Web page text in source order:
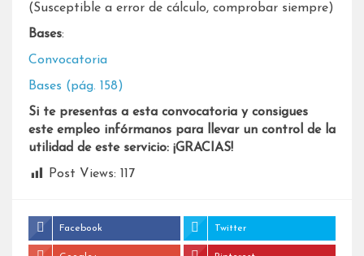
(Susceptible a error de cálculo, comprobar siempre)
Bases:
Convocatoria
Bases (pág. 158)
Si te presentas a esta convocatoria y consigues
este empleo infórmanos para llevar un control de la
utilidad de este servicio: ¡GRACIAS!
Post Views: 117
Facebook Twitter